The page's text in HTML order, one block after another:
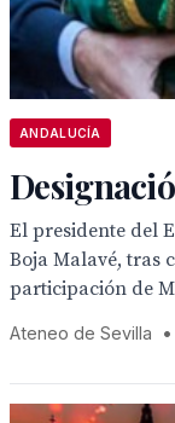
ANDALUCÍA
El presidente del
Boja Malavé, tras
participación de
Ateneo de Sevilla •